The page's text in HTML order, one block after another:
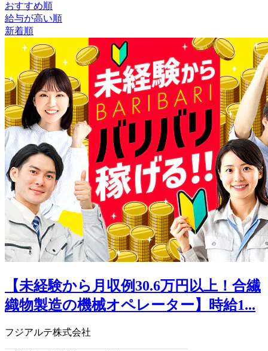
おすすめ順
給与が高い順
新着順
【未経験から月収例30.6万円以上！合繊
織物製造の機械オペレーター】時給1...
フジアルテ株式会社